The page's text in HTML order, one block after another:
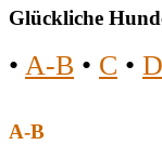
Glückliche
• A-B • C •
A-B